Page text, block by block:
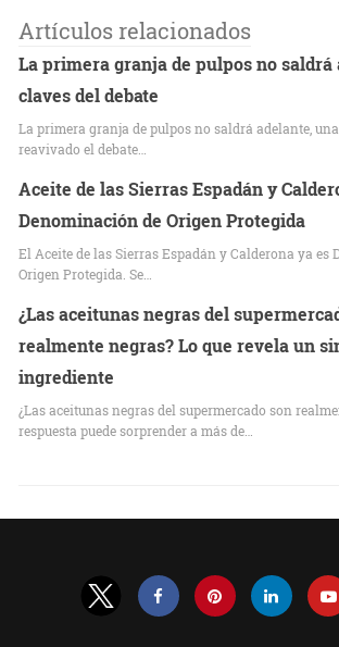
Artículos relacionados
La primera granja de pulpos no saldrá
claves del debate
La primera granja de pulpos no saldrá adelante,
reavivado el debate…
Aceite de las Sierras Espadán y
Denominación de Origen Protegida
El Aceite de las Sierras Espadán y Calderona ya es
Origen Protegida. Se…
¿Las aceitunas negras del
realmente negras? Lo que revela un
ingrediente
¿Las aceitunas negras del supermercado son
respuesta puede sorprender a más de…